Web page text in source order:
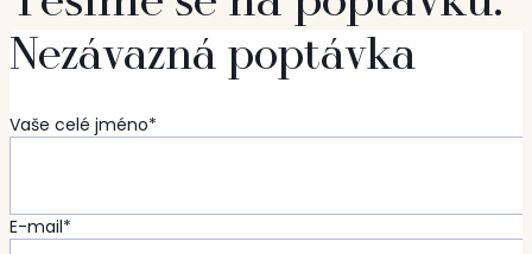
Nezávazná poptávka
Vaše celé jméno*
E-mail*